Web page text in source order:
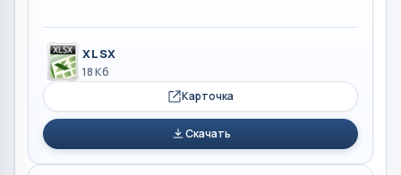
XLSX
18 Кб
Карточка
Скачать